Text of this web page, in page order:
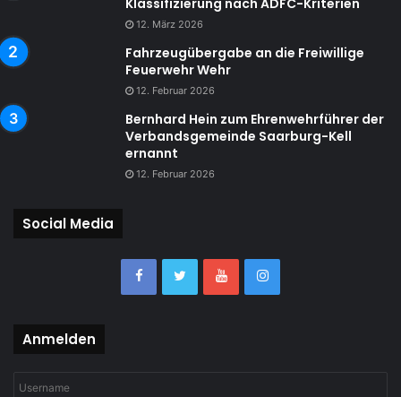
12. März 2026
Fahrzeugübergabe an die Freiwillige
Feuerwehr Wehr
12. Februar 2026
Bernhard Hein zum Ehrenwehrführer der
Verbandsgemeinde Saarburg-Kell
ernannt
12. Februar 2026
Social Media
Anmelden